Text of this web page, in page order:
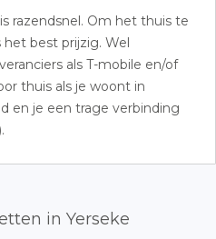
razendsnel. Om het thuis te
het best prijzig. Wel
als T-mobile en/of
thuis als je woont in
en je een trage verbinding
in Yerseke